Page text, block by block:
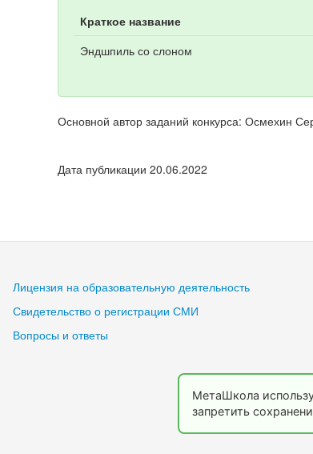
Краткое название
Эндшпиль со слоном
Основной автор заданий конкурса: Осмехин
Дата публикации 20.06.2022
Лицензия на образовательную деятельность
Свидетельство о регистрации СМИ
Вопросы и ответы
МетаШкола
запретить